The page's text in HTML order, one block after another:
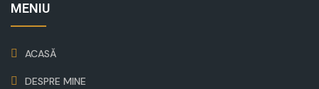
MENIU
ACASĂ
DESPRE MINE